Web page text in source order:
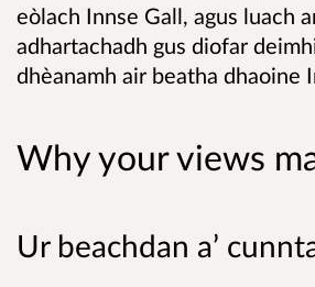
eòlach Innse Gall, agus luach
adhartachadh gus diofar
dhèanamh air beatha dhaoine
Why your views
Ur beachdan a’